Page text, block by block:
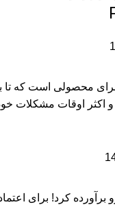
برای محصولی است که تا
اکثر اوقات مشکلات
برآورده کرد! برای